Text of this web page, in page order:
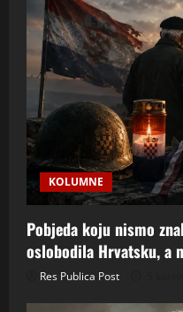
KOLUMNE
Pobjeda koju nismo
oslobodila Hrvatsku, a
Res Publica Post